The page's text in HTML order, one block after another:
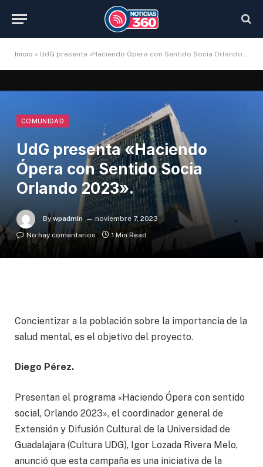
Inicio » UdG presenta «Haciendo Ópera con Sentido Socia Orlando 2023».
COMUNIDAD
UdG presenta «Haciendo
Ópera con Sentido Socia
Orlando 2023».
By wpadmin
noviembre 7, 2023
No hay comentarios
1 Min Read
Concientizar a la población sobre la importancia de la
salud mental, es el objetivo del proyecto.
Diego Pérez.
Presentan el programa «Haciendo Ópera con sentido
social, Orlando 2023», el coordinador general de
Extensión y Difusión Cultural de la Universidad de
Guadalajara (Cultura UDG), Igor Lozada Rivera Melo,
anunció que esta campaña es una iniciativa de la